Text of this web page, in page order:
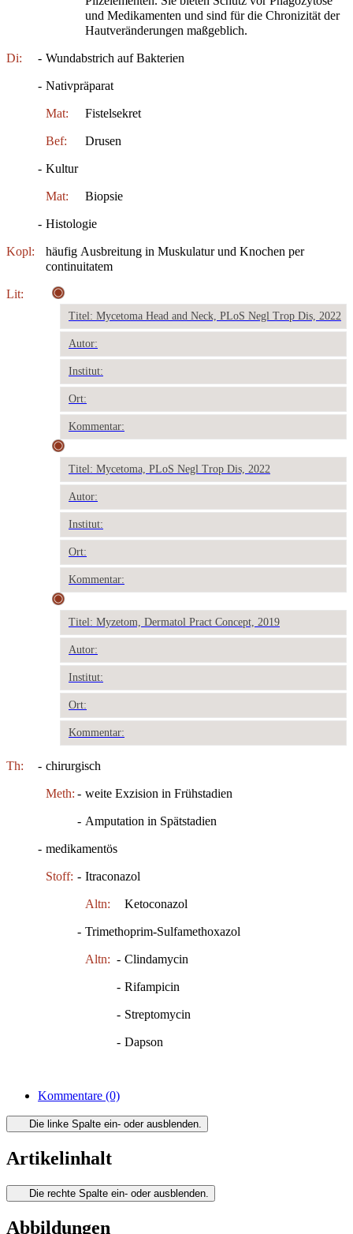
und Medikamenten und sind für die Chronizität der
Hautveränderungen maßgeblich.
Di: - Wundabstrich auf Bakterien
- Nativpräparat
Mat: Fistelsekret
Bef: Drusen
- Kultur
Mat: Biopsie
- Histologie
Kopl:
häufig Ausbreitung in Muskulatur und Knochen per
continuitatem
Lit:
Titel: Mycetoma Head and Neck, PLoS Negl Trop Dis, 2022
Autor:
Institut:
Ort:
Kommentar:
Titel: Mycetoma, PLoS Negl Trop Dis, 2022
Autor:
Institut:
Ort:
Kommentar:
Titel: Myzetom, Dermatol Pract Concept, 2019
Autor:
Institut:
Ort:
Kommentar:
Th: - chirurgisch
Meth: - weite Exzision in Frühstadien
- Amputation in Spätstadien
- medikamentös
Stoff: - Itraconazol
Altn: Ketoconazol
- Trimethoprim-Sulfamethoxazol
Altn: - Clindamycin
- Rifampicin
- Streptomycin
- Dapson
Kommentare (0)
Die linke Spalte ein- oder ausblenden.
Artikelinhalt
Die rechte Spalte ein- oder ausblenden.
Abbildungen